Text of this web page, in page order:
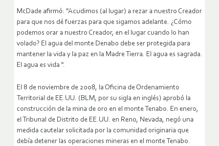
McDade afirmó: "Acudimos (al lugar) a rezar a nuestro Creador
para que nos dé fuerzas para que sigamos adelante. ¿Cómo
podemos orar a nuestro Creador, en el lugar cuando lo han
volado? El agua del monte Denabo debe ser protegida para
mantener la vida y la paz en la Madre Tierra. El agua es sagrada.
El agua es vida ".
El 8 de noviembre de 2008, la Oficina de Ordenamiento
Territorial de EE.UU. (BLM, por su sigla en inglés) aprobó la
construcción de la mina de oro en el monte Tenabo. En enero,
el Tribunal de Distrito de EE.UU. en Reno, Nevada, negó una
medida cautelar solicitada por la comunidad originaria que
debía detener las operaciones mineras en el monte Tenabo.